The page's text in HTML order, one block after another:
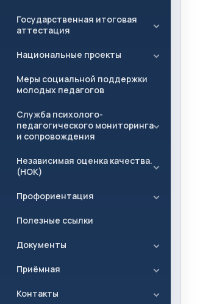
Государственная итоговая
аттестация
Национальные проекты
Меры социальной поддержки
молодых педагогов
Служба психолого-
педагогического мониторинга
и сопровождения
Независимая оценка качества.
(НОК)
Профориентация
Полезные ссылки
Документы
Приёмная
Контакты